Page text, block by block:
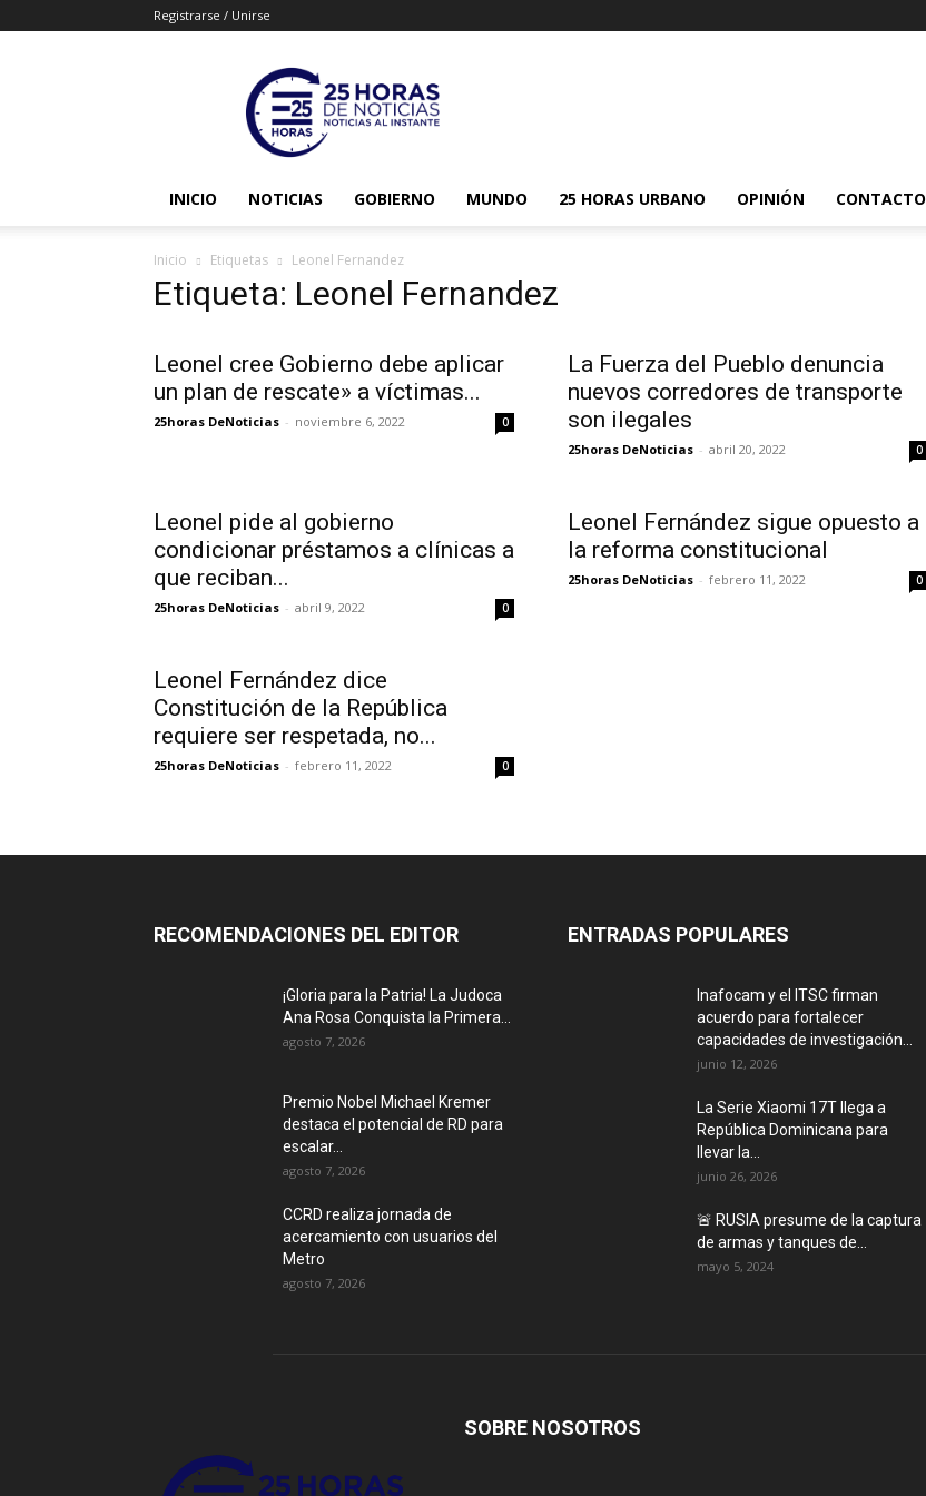
Registrarse / Unirse
INICIO NOTICIAS GOBIERNO MUNDO 25 HORAS URBANO OPINIÓN CONTACTO
Inicio Etiquetas Leonel Fernandez
Etiqueta: Leonel Fernandez
Leonel cree Gobierno debe aplicar
un plan de rescate» a víctimas...
25horas DeNoticias - noviembre 6, 2022 0
La Fuerza del Pueblo denuncia
nuevos corredores de transporte
son ilegales
25horas DeNoticias - abril 20, 2022 0
Leonel pide al gobierno
condicionar préstamos a clínicas a
que reciban...
25horas DeNoticias - abril 9, 2022 0
Leonel Fernández sigue opuesto a
la reforma constitucional
25horas DeNoticias - febrero 11, 2022 0
Leonel Fernández dice
Constitución de la República
requiere ser respetada, no...
25horas DeNoticias - febrero 11, 2022 0
RECOMENDACIONES DEL EDITOR
¡Gloria para la Patria! La Judoca
Ana Rosa Conquista la Primera...
agosto 7, 2026
Premio Nobel Michael Kremer
destaca el potencial de RD para
escalar...
agosto 7, 2026
CCRD realiza jornada de
acercamiento con usuarios del
Metro
agosto 7, 2026
ENTRADAS POPULARES
Inafocam y el ITSC firman
acuerdo para fortalecer
capacidades de investigación...
junio 12, 2026
La Serie Xiaomi 17T llega a
República Dominicana para
llevar la...
junio 26, 2026
🚨 RUSIA presume de la captura
de armas y tanques de...
mayo 5, 2024
SOBRE NOSOTROS